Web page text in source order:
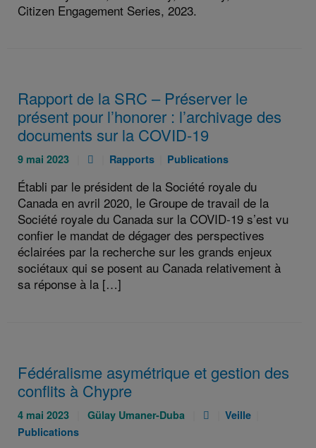
Citizen Engagement Series, 2023.
Rapport de la SRC – Préserver le
présent pour l’honorer : l’archivage des
documents sur la COVID-19
Publié
:
9 mai 2023
Pièce
:
Catégories
Rapports
Catégories
Publications
Établi par le président de la Société royale du
Canada en avril 2020, le Groupe de travail de la
Société royale du Canada sur la COVID-19 s’est vu
confier le mandat de dégager des perspectives
éclairées par la recherche sur les grands enjeux
sociétaux qui se posent au Canada relativement à
sa réponse à la […]
Fédéralisme asymétrique et gestion des
conflits à Chypre
Publié
le
4 mai 2023
Auteurs
Gülay Umaner-Duba
PièceCatégories
Veille
Publications